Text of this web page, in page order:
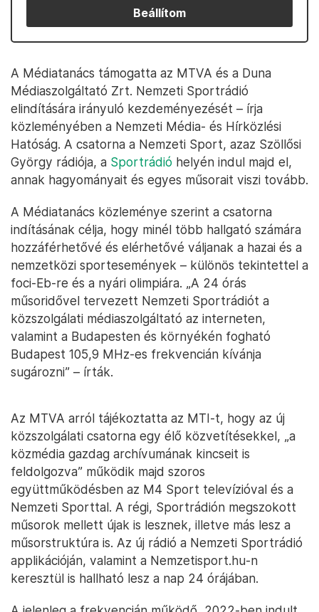
Beállítom
A Médiatanács támogatta az MTVA és a Duna
Médiaszolgáltató Zrt. Nemzeti Sportrádió
elindítására irányuló kezdeményezését – írja
közleményében a Nemzeti Média- és Hírközlési
Hatóság. A csatorna a Nemzeti Sport, azaz Szöllősi
György rádiója, a Sportrádió helyén indul majd el,
annak hagyományait és egyes műsorait viszi tovább.
A Médiatanács közleménye szerint a csatorna
indításának célja, hogy minél több hallgató számára
hozzáférhetővé és elérhetővé váljanak a hazai és a
nemzetközi sportesemények – különös tekintettel a
foci-Eb-re és a nyári olimpiára. „A 24 órás
műsoridővel tervezett Nemzeti Sportrádiót a
közszolgálati médiaszolgáltató az interneten,
valamint a Budapesten és környékén fogható
Budapest 105,9 MHz-es frekvencián kívánja
sugározni” – írták.
Az MTVA arról tájékoztatta az MTI-t, hogy az új
közszolgálati csatorna egy élő közvetítésekkel, „a
közmédia gazdag archívumának kincseit is
feldolgozva” működik majd szoros
együttműködésben az M4 Sport televízióval és a
Nemzeti Sporttal. A régi, Sportrádión megszokott
műsorok mellett újak is lesznek, illetve más lesz a
műsorstruktúra is. Az új rádió a Nemzeti Sportrádió
applikációján, valamint a Nemzetisport.hu-n
keresztül is hallható lesz a nap 24 órájában.